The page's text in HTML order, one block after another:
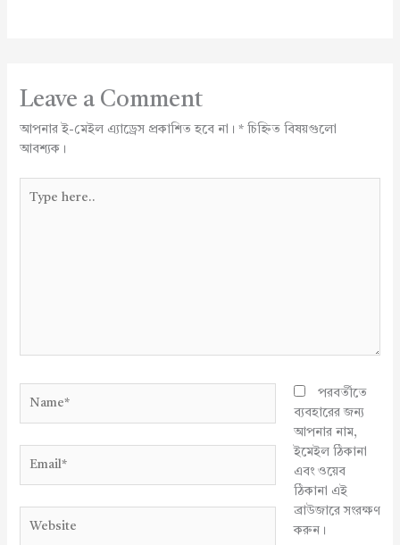
Leave a Comment
আপনার ই-মেইল এ্যাড্রেস প্রকাশিত হবে না। *চিহ্নিত বিষয়গুলো
আবশ্যক।
here..
পরবর্তীতে
ব্যবহারের জন্য
আপনার নাম,
ইমেইল ঠিকানা
এবং ওয়েব
ঠিকানা এই
ব্রাউজারে সংরক্ষণ
করুন।